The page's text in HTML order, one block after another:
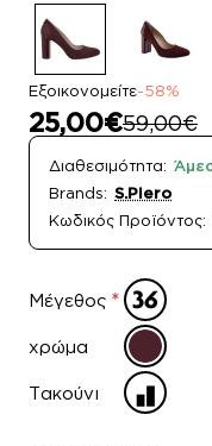
Εξοικονομείτε-58%
25,00€59,00€
Διαθεσιμότητα:
Brands: S.Piero
Κωδικός Προϊόντος:
Μέγεθος
χρώμα
Τακούνι